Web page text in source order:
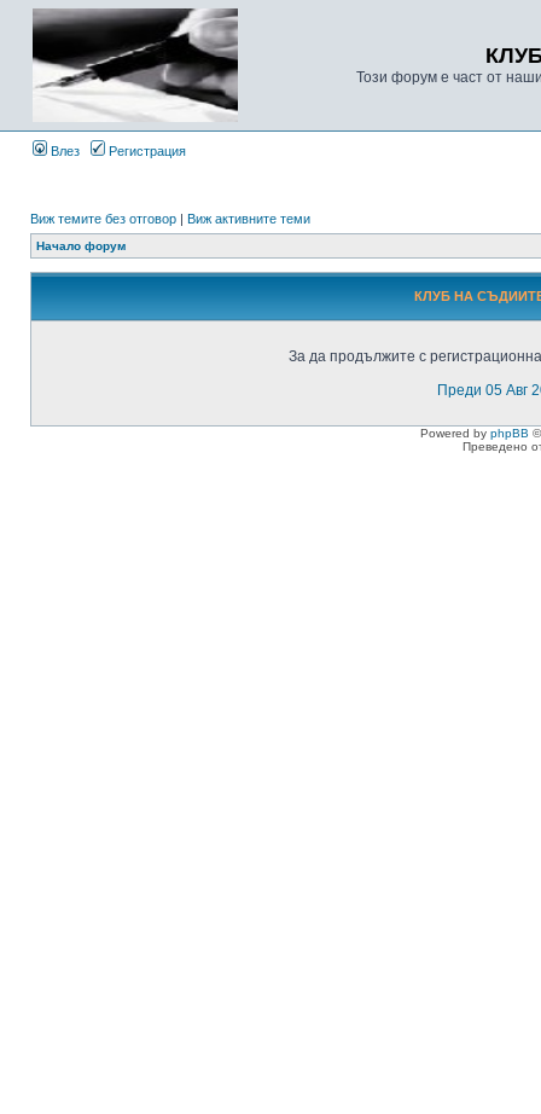
Този форум е част от
Влез Регистрация
Виж темите без отговор | Виж активните теми
Начало форум
КЛУБ НА
За да продължите с
Преди 05 Авг
Powered by phpBB
Преведено